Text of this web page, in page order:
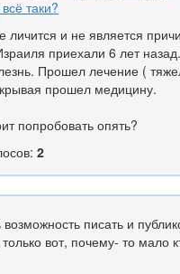
таки?
личится и не является
приехали 6 лет
Прошел лечение (
прошел медицину.
попробовать опять?
2
писать и
вот, почему- то мало